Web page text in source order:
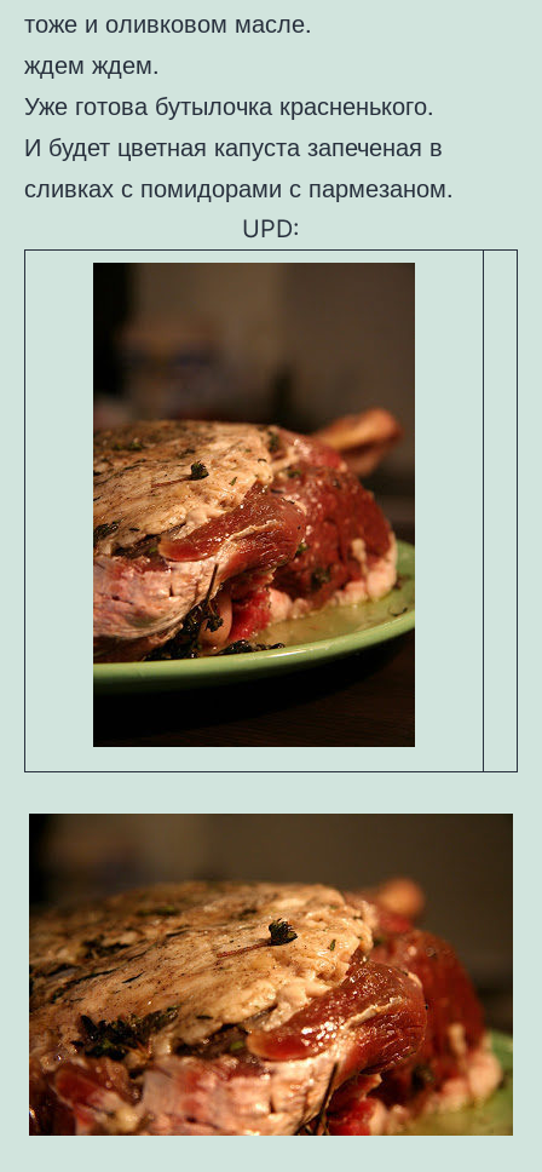
тоже и оливковом масле.
ждем ждем.
Уже готова бутылочка красненького.
И будет цветная капуста запеченая в
сливках с помидорами с пармезаном.
UPD: